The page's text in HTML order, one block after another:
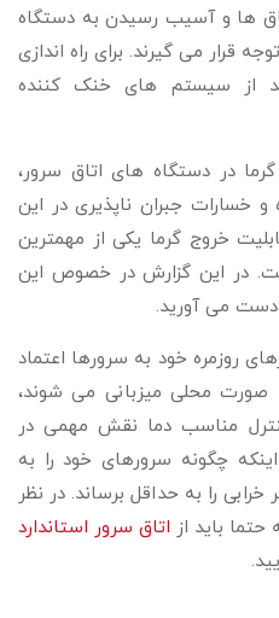
ها و آسیب رسیدن به دستگاه
قرار می گیرند. برای راه اندازی
از سیستم های خنک کننده
در دستگاه های اتاق سرور،
خسارات جبران ناپذیری در این
خروج گرما یکی از مهمترین
در این گزارش در خصوص این
می آورید.
روزمره خود به سرورها اعتماد
صورت محلی میزبانی می شوند،
مناسب دما نقش مهمی در
اینکه چگونه سرورهای خود را به
را به حداقل برساند. در نظر
باید از اتاق سرور استاندارد